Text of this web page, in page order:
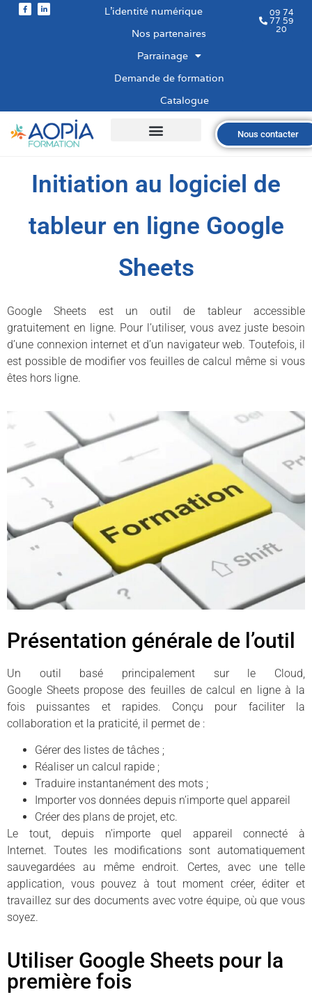
L’identité numérique
Nos partenaires
Parrainage
Demande de formation
Catalogue
09 74
77 59
20
Nous contacter
Initiation au logiciel de
tableur en ligne Google
Sheets
Google Sheets est un outil de tableur accessible
gratuitement en ligne. Pour l’utiliser, vous avez juste besoin
d’une connexion internet et d’un navigateur web. Toutefois, il
est possible de modifier vos feuilles de calcul même si vous
êtes hors ligne.
Présentation générale de l’outil
Un outil basé principalement sur le Cloud,
Google Sheets propose des feuilles de calcul en ligne à la
fois puissantes et rapides. Conçu pour faciliter la
collaboration et la praticité, il permet de :
Gérer des listes de tâches ;
Réaliser un calcul rapide ;
Traduire instantanément des mots ;
Importer vos données depuis n’importe quel appareil
Créer des plans de projet, etc.
Le tout, depuis n’importe quel appareil connecté à
Internet. Toutes les modifications sont automatiquement
sauvegardées au même endroit. Certes, avec une telle
application, vous pouvez à tout moment créer, éditer et
travaillez sur des documents avec votre équipe, où que vous
soyez.
Utiliser Google Sheets pour la
première fois